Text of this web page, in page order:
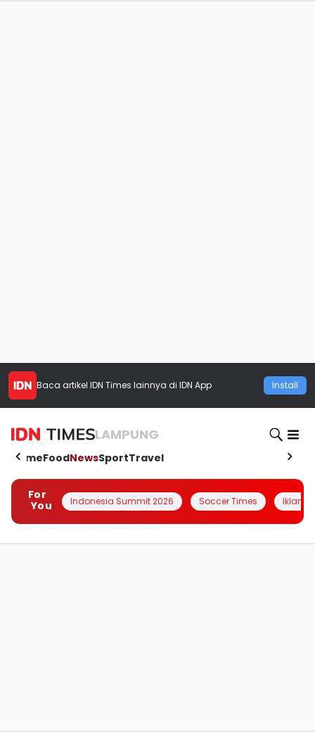
Baca artikel IDN Times lainnya di IDN App Install
LAMPUNG
HomeFoodNewsSportTravel
For
You
Indonesia Summit 2026 Soccer Times Iklanin